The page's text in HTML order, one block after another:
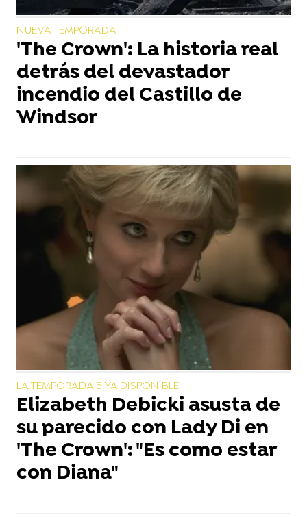
NUEVA TEMPORADA
'The Crown': La historia real
detrás del devastador
incendio del Castillo de
Windsor
LA TEMPORADA 5 YA DISPONIBLE
Elizabeth Debicki asusta de
su parecido con Lady Di en
'The Crown': "Es como estar
con Diana"